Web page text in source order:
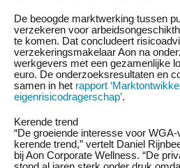
De beoogde marktwerking tussen
verzekeren voor
te komen. Dat concludeert
verzekeringsmakelaar Aon na
werkgevers met een gezamenlijke
euro. De onderzoeksresultaten en
samen in het rapport
eigenrisicodragerschap’.
Kerende trend
“De groeiende interesse voor
kerende trend,” vertelt Daniel
bij Aon Corporate Wellness. “De